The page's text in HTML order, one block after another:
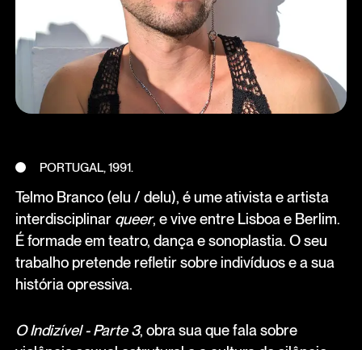
PORTUGAL, 1991.
Telmo Branco (elu / delu), é ume ativista e artista
interdisciplinar queer, e vive entre Lisboa e Berlim.
É formade em teatro, dança e sonoplastia. O seu
trabalho pretende refletir sobre indivíduos e a sua
história opressiva.
O Indizível - Parte 3, obra sua que fala sobre